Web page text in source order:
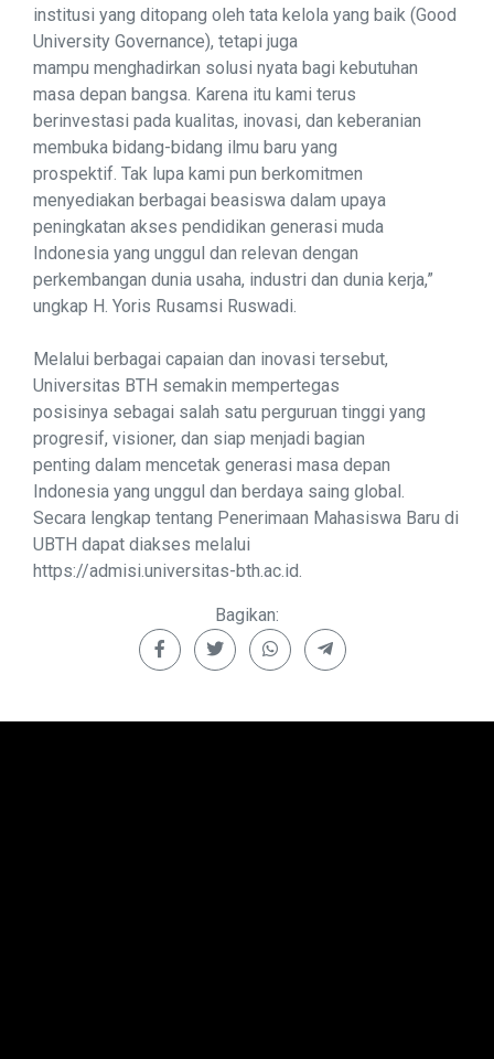
institusi yang ditopang oleh tata kelola yang baik (Good
University Governance), tetapi juga
mampu menghadirkan solusi nyata bagi kebutuhan
masa depan bangsa. Karena itu kami terus
berinvestasi pada kualitas, inovasi, dan keberanian
membuka bidang-bidang ilmu baru yang
prospektif. Tak lupa kami pun berkomitmen
menyediakan berbagai beasiswa dalam upaya
peningkatan akses pendidikan generasi muda
Indonesia yang unggul dan relevan dengan
perkembangan dunia usaha, industri dan dunia kerja,”
ungkap H. Yoris Rusamsi Ruswadi.
Melalui berbagai capaian dan inovasi tersebut,
Universitas BTH semakin mempertegas
posisinya sebagai salah satu perguruan tinggi yang
progresif, visioner, dan siap menjadi bagian
penting dalam mencetak generasi masa depan
Indonesia yang unggul dan berdaya saing global.
Secara lengkap tentang Penerimaan Mahasiswa Baru di
UBTH dapat diakses melalui
https://admisi.universitas-bth.ac.id.
Bagikan: